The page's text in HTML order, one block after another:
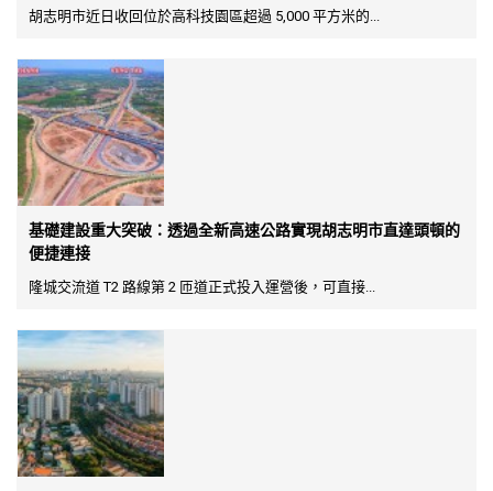
胡志明市近日收回位於高科技園區超過 5,000 平方米的...
基礎建設重大突破：透過全新高速公路實現胡志明市直達頭頓的
便捷連接
隆城交流道 T2 路線第 2 匝道正式投入運營後，可直接...